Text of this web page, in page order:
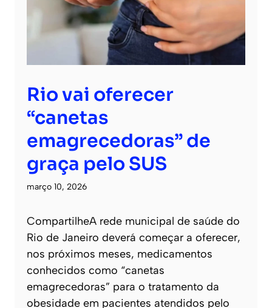
Rio vai oferecer
“canetas
emagrecedoras” de
graça pelo SUS
março 10, 2026
CompartilheA rede municipal de saúde do
Rio de Janeiro deverá começar a oferecer,
nos próximos meses, medicamentos
conhecidos como “canetas
emagrecedoras” para o tratamento da
obesidade em pacientes atendidos pelo